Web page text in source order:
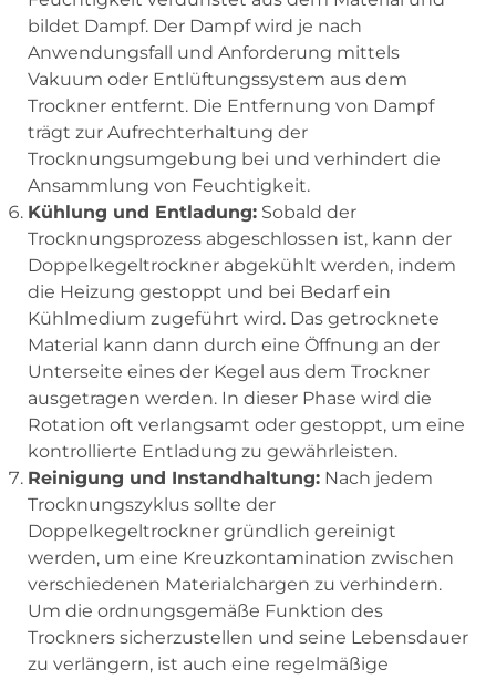
bildet Dampf. Der Dampf wird je nach
Anwendungsfall und Anforderung mittels
Vakuum oder Entlüftungssystem aus dem
Trockner entfernt. Die Entfernung von Dampf
trägt zur Aufrechterhaltung der
Trocknungsumgebung bei und verhindert die
Ansammlung von Feuchtigkeit.
Kühlung und Entladung: Sobald der
Trocknungsprozess abgeschlossen ist, kann der
Doppelkegeltrockner abgekühlt werden, indem
die Heizung gestoppt und bei Bedarf ein
Kühlmedium zugeführt wird. Das getrocknete
Material kann dann durch eine Öffnung an der
Unterseite eines der Kegel aus dem Trockner
ausgetragen werden. In dieser Phase wird die
Rotation oft verlangsamt oder gestoppt, um eine
kontrollierte Entladung zu gewährleisten.
Reinigung und Instandhaltung: Nach jedem
Trocknungszyklus sollte der
Doppelkegeltrockner gründlich gereinigt
werden, um eine Kreuzkontamination zwischen
verschiedenen Materialchargen zu verhindern.
Um die ordnungsgemäße Funktion des
Trockners sicherzustellen und seine Lebensdauer
zu verlängern, ist auch eine regelmäßige